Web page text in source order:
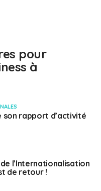
pour
à
son rapport d’activité
de l’Internationalisation
de retour !